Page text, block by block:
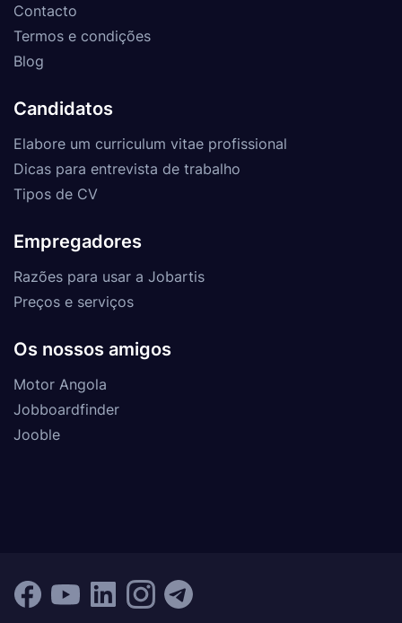
Contacto
Termos e condições
Blog
Candidatos
Elabore um curriculum vitae profissional
Dicas para entrevista de trabalho
Tipos de CV
Empregadores
Razões para usar a Jobartis
Preços e serviços
Os nossos amigos
Motor Angola
Jobboardfinder
Jooble